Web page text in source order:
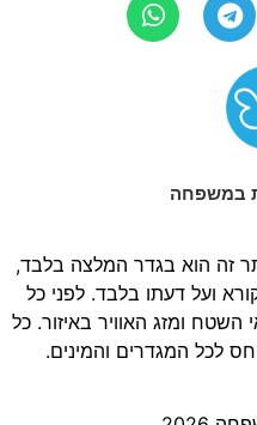
במשפחה
זה הוא בגדר המלצה בלבד,
ועל דעתו בלבד. לפני כל
השטח ומזג האוויר באיזור. כל
לכל המגדרים והמינים.